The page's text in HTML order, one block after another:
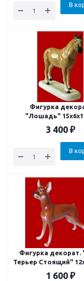
В
Фигурка
"Лошадь"
3 400 ₽
В
Фигурка декорат.
Терьер Стоящий"
1 600 ₽